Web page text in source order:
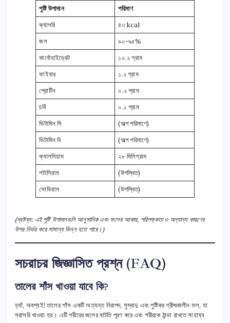
পুষ্টি উপাদান
পরিমাণ
ক্যালরি
৪৩ kcal
জল
৯০-৯৫%
কার্বোহাইড্রেট
১০.২ গ্রাম
ফাইবার
১.২ গ্রাম
প্রোটিন
০.২ গ্রাম
চর্বি
০.১ গ্রাম
ভিটামিন সি
(অল্প পরিমাণে)
ভিটামিন বি
(অল্প পরিমাণে)
ক্যালসিয়াম
২৮ মিলিগ্রাম
পটাসিয়াম
(উপস্থিত)
সোডিয়াম
(উপস্থিত)
(দ্রষ্টব্য: এই পুষ্টি উপাদানগুলি আনুমানিক এবং ফলের আকার, পরিপক্কতা ও অন্যান্য কারণের
উপর নির্ভর করে সামান্য ভিন্ন হতে পারে।)
সচরাচর জিজ্ঞাসিত প্রশ্ন (FAQ)
তালের শাঁস খাওয়া যাবে কি?
হ্যাঁ, অবশ্যই! তালের শাঁস একটি অত্যন্ত নিরাপদ, সুস্বাদু এবং পুষ্টিকর গ্রীষ্মকালীন ফল, যা
সরাসরি খাওয়া হয়। এটি শরীরের জলের ঘাটতি পূরণ করে এবং শরীরকে ঠান্ডা রাখতে সাহায্য